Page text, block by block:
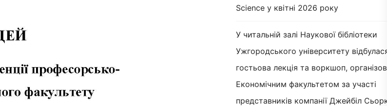
Science у квітні 2026 року
У читальній залі Наукової бібліотеки
Ужгородського університету
гостьова лекція та воркшоп,
Економічним факультетом за участі
представників компанії Джейбіл